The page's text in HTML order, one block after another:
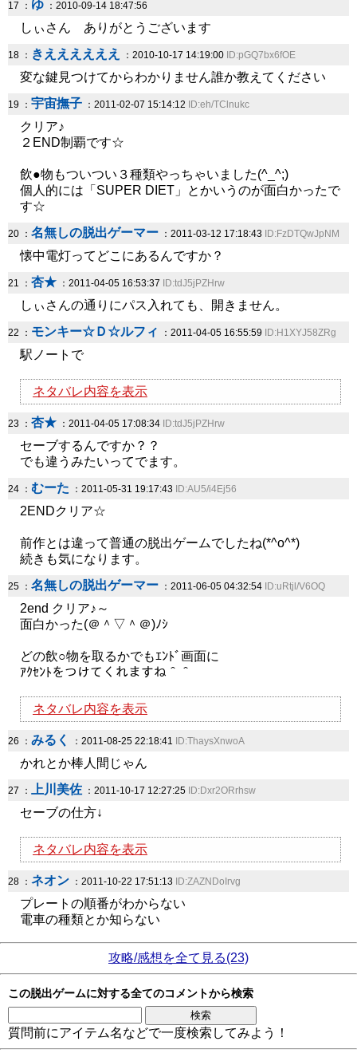
17 ： ゆ ：2010-09-14 18:47:56
しぃさん ありがとうございます
18 ： きええええええ ：2010-10-17 14:19:00 ID:pGQ7bx6fOE
変な鍵見つけてからわかりません誰か教えてください
19 ： 宇宙撫子 ：2011-02-07 15:14:12 ID:eh/TClnukc
クリア♪
２END制覇です☆
飲●物もついつい３種類やっちゃいました(^_^;)
個人的には「SUPER DIET」とかいうのが面白かったで
す☆
20 ： 名無しの脱出ゲーマー ：2011-03-12 17:18:43 ID:FzDTQwJpNM
懐中電灯ってどこにあるんですか？
21 ： 杏★ ：2011-04-05 16:53:37 ID:tdJ5jPZHrw
しぃさんの通りにパス入れても、開きません。
22 ： モンキー☆Ｄ☆ルフィ ：2011-04-05 16:55:59 ID:H1XYJ58ZRg
駅ノートで
ネタバレ内容を表示
23 ： 杏★ ：2011-04-05 17:08:34 ID:tdJ5jPZHrw
セーブするんですか？？
でも違うみたいってでます。
24 ： むーた ：2011-05-31 19:17:43 ID:AU5/i4Ej56
2ENDクリア☆
前作とは違って普通の脱出ゲームでしたね(*^o^*)
続きも気になります。
25 ： 名無しの脱出ゲーマー ：2011-06-05 04:32:54 ID:uRtjl/V6OQ
2end クリア♪～
面白かった(＠＾▽＾＠)ﾉｼ
どの飲○物を取るかでもｴﾝﾄﾞ画面に
ｱｸｾﾝﾄをつけてくれますね＾＾
ネタバレ内容を表示
26 ： みるく ：2011-08-25 22:18:41 ID:ThaysXnwoA
かれとか棒人間じゃん
27 ： 上川美佐 ：2011-10-17 12:27:25 ID:Dxr2ORrhsw
セーブの仕方↓
ネタバレ内容を表示
28 ： ネオン ：2011-10-22 17:51:13 ID:ZAZNDoIrvg
プレートの順番がわからない
電車の種類とか知らない
攻略/感想を全て見る(23)
この脱出ゲームに対する全てのコメントから検索
質問前にアイテム名などで一度検索してみよう！